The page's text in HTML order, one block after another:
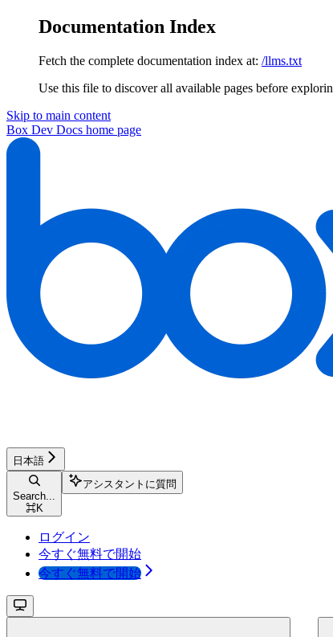
Documentation Index
Fetch the complete documentation index at: /llms.txt
Use this file to discover all available pages before
Skip to main content
Box Dev Docs home page
日本語
Search...
⌘K
アシスタントに質問
ログイン
今すぐ無料で開始
今すぐ無料で開始